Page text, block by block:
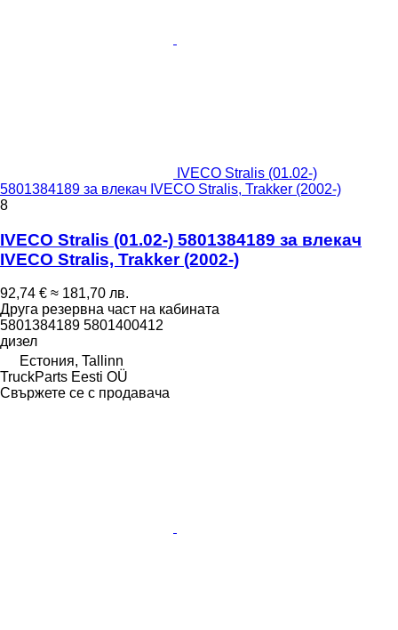
IVECO Stralis (01.02-)
5801384189 за влекач IVECO Stralis, Trakker (2002-)
8
IVECO Stralis (01.02-) 5801384189 за влекач
IVECO Stralis, Trakker (2002-)
92,74 € ≈ 181,70 лв.
Друга резервна част на кабината
5801384189 5801400412
дизел
Естония, Tallinn
TruckParts Eesti OÜ
Свържете се с продавача